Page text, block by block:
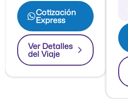
Cotización
Express
Ver Detalles
del Viaje